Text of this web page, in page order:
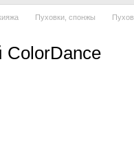
Пуховки, спонжы
ColorDance